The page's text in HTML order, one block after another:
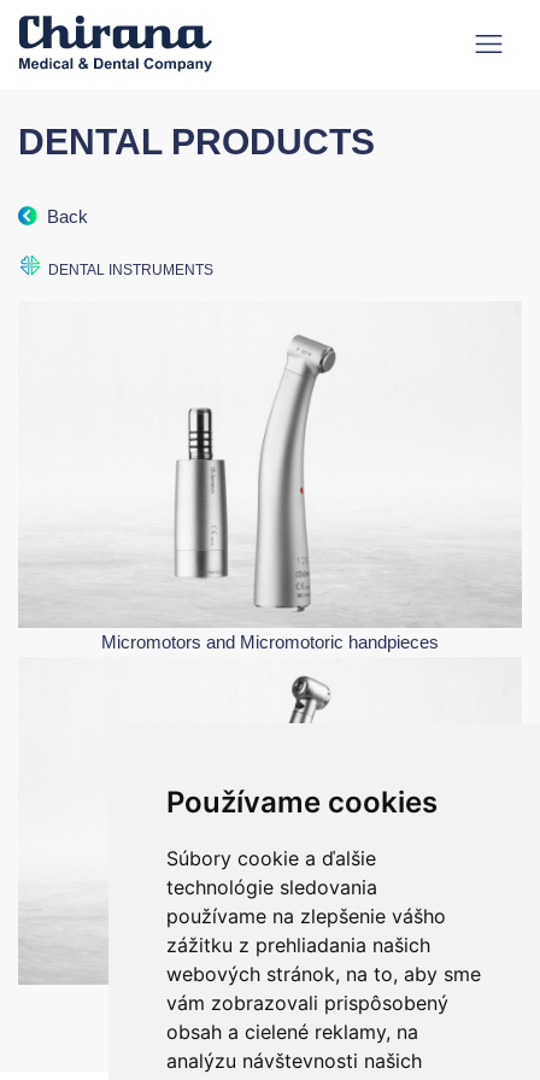
Používame cookies
Súbory cookie a ďalšie
technológie sledovania
používame na zlepšenie vášho
zážitku z prehliadania našich
webových stránok, na to, aby sme
vám zobrazovali prispôsobený
obsah a cielené reklamy, na
analýzu návštevnosti našich
DENTAL PRODUCTS
Back
DENTAL INSTRUMENTS
Micromotors and Micromotoric handpieces
Turbines